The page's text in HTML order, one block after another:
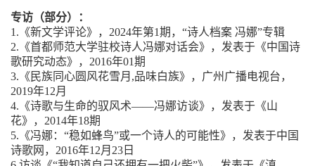
专访（部分）：
1.《新文学评论》，2024年第1期，“诗人档案 冯娜”专辑
2.《首都师范大学驻校诗人冯娜对话会》，发表于《中国诗
歌研究动态》，2016年01期
3.《民族同心圆风花雪月,品味白族》，广州广播电视台，
2019年12月
4.《诗歌与生命的驭风术——冯娜访谈》，发表于《山
花》，2014年18期
5.《冯娜：“稳如蜂鸟”或一个诗人的可能性》，发表于中国
诗歌网，2016年12月23日